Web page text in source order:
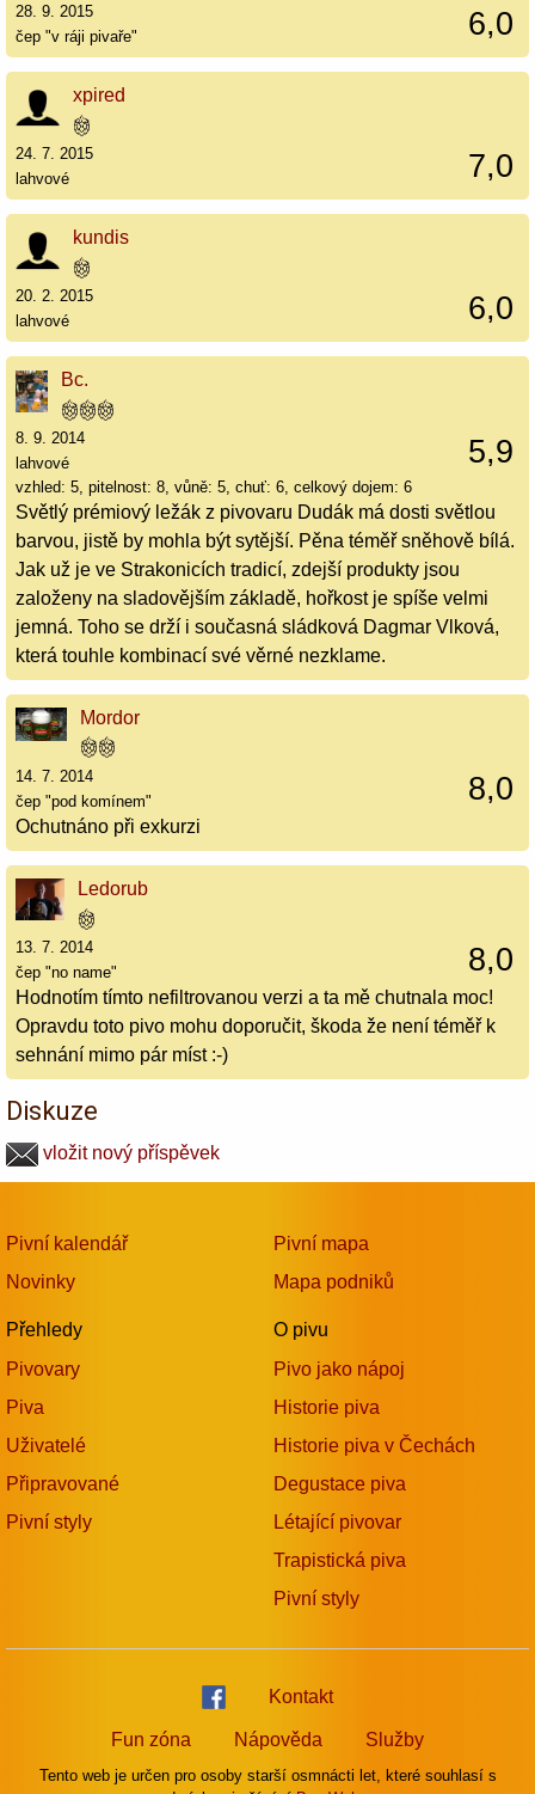
6,0
28. 9. 2015
čep "v ráji pivaře"
xpired
7,0
24. 7. 2015
lahvové
kundis
6,0
20. 2. 2015
lahvové
Bc.
5,9
8. 9. 2014
lahvové
vzhled: 5, pitelnost: 8, vůně: 5, chuť: 6, celkový dojem: 6
Světlý prémiový ležák z pivovaru Dudák má dosti světlou
barvou, jistě by mohla být sytější. Pěna téměř sněhově bílá.
Jak už je ve Strakonicích tradicí, zdejší produkty jsou
založeny na sladovějším základě, hořkost je spíše velmi
jemná. Toho se drží i současná sládková Dagmar Vlková,
která touhle kombinací své věrné nezklame.
Mordor
8,0
14. 7. 2014
čep "pod komínem"
Ochutnáno při exkurzi
Ledorub
8,0
13. 7. 2014
čep "no name"
Hodnotím tímto nefiltrovanou verzi a ta mě chutnala moc!
Opravdu toto pivo mohu doporučit, škoda že není téměř k
sehnání mimo pár míst :-)
Diskuze
vložit nový příspěvek
Pivní kalendář
Novinky
Přehledy
Pivovary
Piva
Uživatelé
Připravované
Pivní styly
Pivní mapa
Mapa podniků
O pivu
Pivo jako nápoj
Historie piva
Historie piva v Čechách
Degustace piva
Létající pivovar
Trapistická piva
Pivní styly
Kontakt
Fun zóna Nápověda Služby
Tento web je určen pro osoby starší osmnácti let, které souhlasí s